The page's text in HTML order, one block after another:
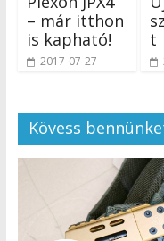
– már itthon
is kapható!
2017-07-27
t
Kövess